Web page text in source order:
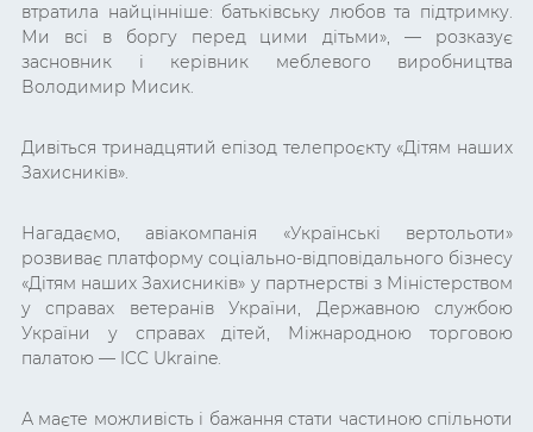
втратила найцінніше: батьківську любов та підтримку.
Ми всі в боргу перед цими дітьми», — розказує
засновник і керівник меблевого виробництва
Володимир Мисик.
Дивіться тринадцятий епізод телепроєкту «Дітям наших
Захисників».
Нагадаємо, авіакомпанія «Українські вертольоти»
розвиває платформу соціально-відповідального бізнесу
«Дітям наших Захисників» у партнерстві з Міністерством
у справах ветеранів України, Державною службою
України у справах дітей, Міжнародною торговою
палатою — ICC Ukraine.
А маєте можливість і бажання стати частиною спільноти